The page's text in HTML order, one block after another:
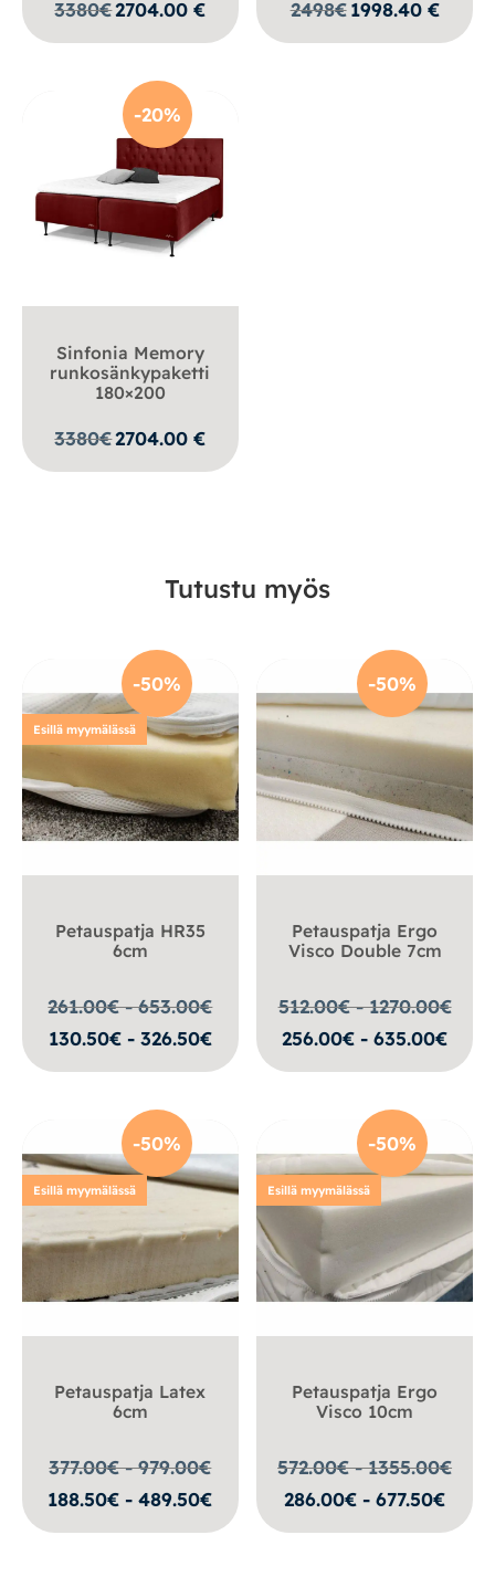
3380€2704.00€ 2498€ 1998.40 €
-20%
Sinfonia Memory
runkosänkypaketti
180×200
3380€2704.00€
Tutustu myös
-50%
Esillä myymälässä
Petauspatja HR35
6cm
261.00€ - 653.00€
130.50€ - 326.50€
-50%
Petauspatja Ergo
Visco Double 7cm
512.00€ - 1270.00€
256.00€ - 635.00€
-50%
Esillä myymälässä
Petauspatja Latex
6cm
377.00€ - 979.00€
188.50€ - 489.50€
-50%
Esillä myymälässä
Petauspatja Ergo
Visco 10cm
572.00€ - 1355.00€
286.00€ - 677.50€